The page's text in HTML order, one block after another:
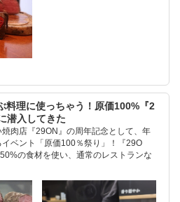
料理に使っちゃう！原価100%『2
潜入してきた
肉店『29ON』の周年記念として、年
ベント「原価100％祭り」！『29O
の食材を使い、通常のレストランな